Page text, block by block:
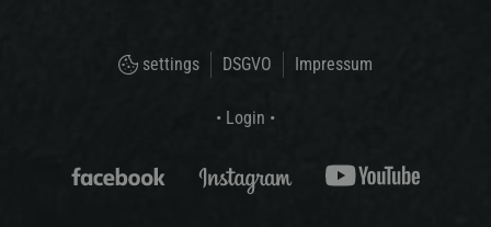
settings DSGVO Impressum
• Login •